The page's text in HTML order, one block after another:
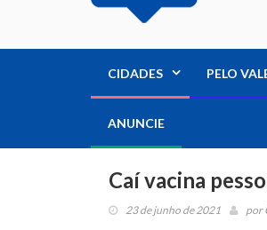
CIDADES PELO
ANUNCIE
Caí vacina
23 de junho de 2021 por